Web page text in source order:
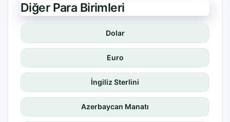
Diğer Para Birimleri
Dolar
Euro
İngiliz Sterlini
Azerbaycan Manatı